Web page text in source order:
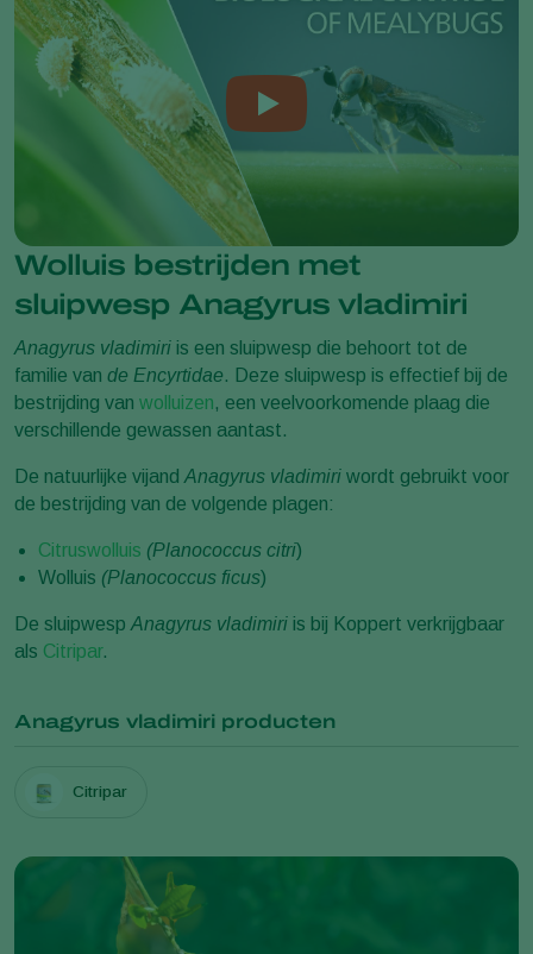
Wolluis bestrijden met
sluipwesp Anagyrus vladimiri
Anagyrus vladimiri is een sluipwesp die behoort tot de
familie van de Encyrtidae. Deze sluipwesp is effectief bij de
bestrijding van wolluizen, een veelvoorkomende plaag die
verschillende gewassen aantast.
De natuurlijke vijand Anagyrus vladimiri wordt gebruikt voor
de bestrijding van de volgende plagen:
Citruswolluis (Planococcus citri)
Wolluis (Planococcus ficus)
De sluipwesp Anagyrus vladimiri is bij Koppert verkrijgbaar
als Citripar.
Anagyrus vladimiri producten
Citripar